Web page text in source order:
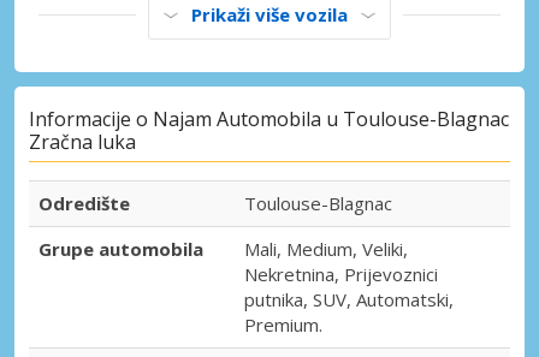
Prikaži više vozila
Informacije o Najam Automobila u Toulouse-Blagnac
Zračna luka
Odredište
Toulouse-Blagnac
Grupe automobila
Mali, Medium, Veliki,
Nekretnina, Prijevoznici
putnika, SUV, Automatski,
Premium.